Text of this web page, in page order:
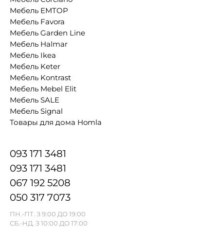
Мебель EMTOP
Мебель Favora
Мебель Garden Line
Мебель Halmar
Мебель Ikea
Мебель Keter
Мебель Kontrast
Мебель Mebel Elit
Мебель SALE
Мебель Signal
Товары для дома Homla
093 171 3481
093 171 3481
067 192 5208
050 317 7073
ПН.-ПТ. З 9:00 ДО 19:00
СБ.-НД. З 10:00 ДО 17:00